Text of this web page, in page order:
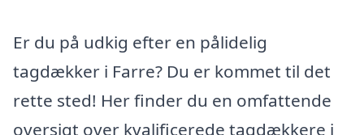
Er du på udkig efter en pålidelig
tagdækker i Farre? Du er kommet til det
rette sted! Her finder du en omfattende
oversigt over kvalificerede tagdækkere i